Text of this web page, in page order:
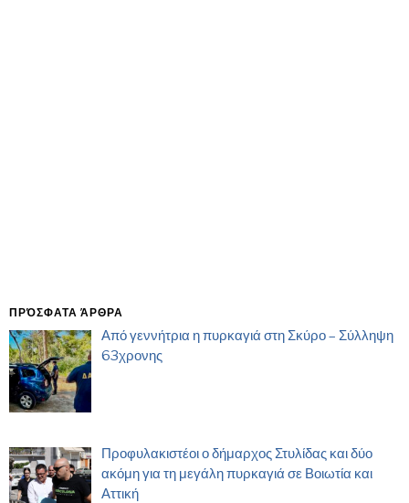
ΠΡΌΣΦΑΤΑ ΆΡΘΡΑ
Από γεννήτρια η πυρκαγιά στη Σκύρο – Σύλληψη
63χρονης
Προφυλακιστέοι ο δήμαρχος Στυλίδας και δύο
ακόμη για τη μεγάλη πυρκαγιά σε Βοιωτία και
Αττική